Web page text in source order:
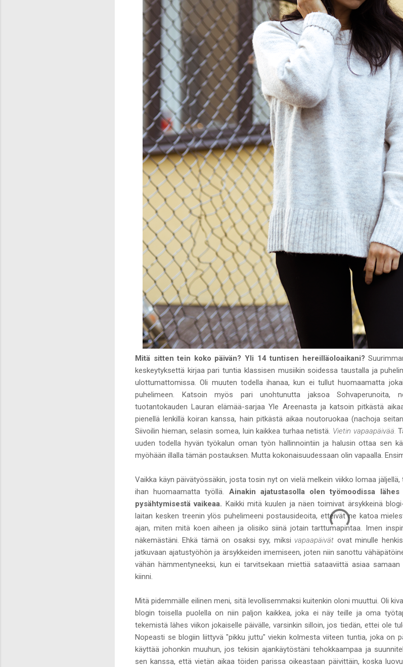
Mitä sitten tein koko päivän? Yli 14 tuntisen hereilläoloaikani?
keskeytyksettä kirjaa pari tuntia klassisen musiikin soidessa taustalla ja
ulottumattomissa. Oli muuten todella ihanaa, kun ei tullut huomaamatta
puhelimeen. Katsoin myös pari unohtunutta jaksoa Sohvaperunoita,
tuotantokauden Lauran elämää-sarjaa Yle Areenasta ja katsoin pitkästä
pienellä lenkillä koiran kanssa, hain pitkästä aikaa noutoruokaa (nachoja
Siivoilin hieman, selasin somea, luin kaikkea turhaa netistä. Vietin vapaapäivää.
uuden todella hyvän työkalun oman työn hallinnointiin ja halusin ottaa sen
myöhään illalla tämän postauksen. Mutta kokonaisuudessaan olin vapaalla.
Vaikka käyn päivätyössäkin, josta tosin nyt on vielä melkein viikko lomaa
ihan huomaamatta työllä. Ainakin ajatustasolla olen työmoodissa
pysähtymisestä vaikeaa. Kaikki mitä kuulen ja näen toimivat ärsykkeinä
laitan kesken treenin ylös puhelimeeni postausideoita, etteivät ne katoa
ajan, miten mitä koen aiheen ja olisiko siinä jotain tarttumapintaa. Imen
näkemästäni. Ehkä tämä on osaksi syy, miksi vapaapäivät ovat minulle
jatkuvaan ajatustyöhön ja ärsykkeiden imemiseen, joten niin sanottu
vähän hämmentyneeksi, kun ei tarvitsekaan miettiä sataaviittä asiaa
kiinni.
Mitä pidemmälle eilinen meni, sitä levollisemmaksi kuitenkin oloni muuttui. Oli
blogin toisella puolella on niin paljon kaikkea, joka ei näy teille ja oma
tekemistä lähes viikon jokaiselle päivälle, varsinkin silloin, jos tiedän, ettei ole
Nopeasti se blogiin liittyvä "pikku juttu" viekin kolmesta viiteen tuntia, joka on
käyttää johonkin muuhun, jos tekisin ajankäytöstäni tehokkaampaa ja
sen kanssa, että vietän aikaa töiden parissa oikeastaan päivittäin, koska